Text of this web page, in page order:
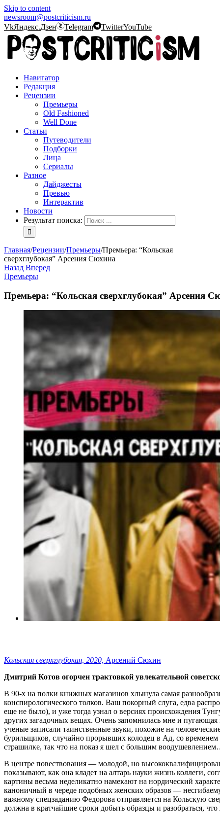
Skip to content
newsroom@postcriticism.ru
VkЯндекс.Дзен Telegram TwitterYouTube
Навигатор
Редакция
Рецензии
Премьеры
Old Fashioned
Well Done
Статьи
Путеводители
Подборки
Лица
Сериалы
Разное
Дайджесты
Превью
Интерактив
Новости
Результат поиска:
Главная/Рецензии/Премьеры/Премьера: “Кольская
сверхглубокая” Арсения Сюхина
Назад Вперед
Премьеры
Премьера: “Кольская сверхглубокая” Арсения
Кольская сверхглубокая, 2020, Арсений Сюхин
Дмитрий Котов огорчен трактовкой увлекательной
В 90-х на полки книжных магазинов хлынула самая
конспирологического толков. Ваш покорный слуга, едва
еще не было), и уже тогда узнал о версиях происхождения
других загадочных вещах. Очень запомнилась мне и пугающая
ученые записали таинственные звуки, похожие на
бурильщиков, случайно прорывших колодец в Ад, со
страшилке, так что на показ я шел с большим
В центре повествования — молодой, но
показывают, как она кладет на алтарь науки жизнь коллеги,
картины весьма неделикатно намекают на нордический
каноничный в череде подобных женских образов —
важному спецзаданию Федорова отправляется на Кольскую
должна в кратчайшие сроки добыть образцы и разобраться,